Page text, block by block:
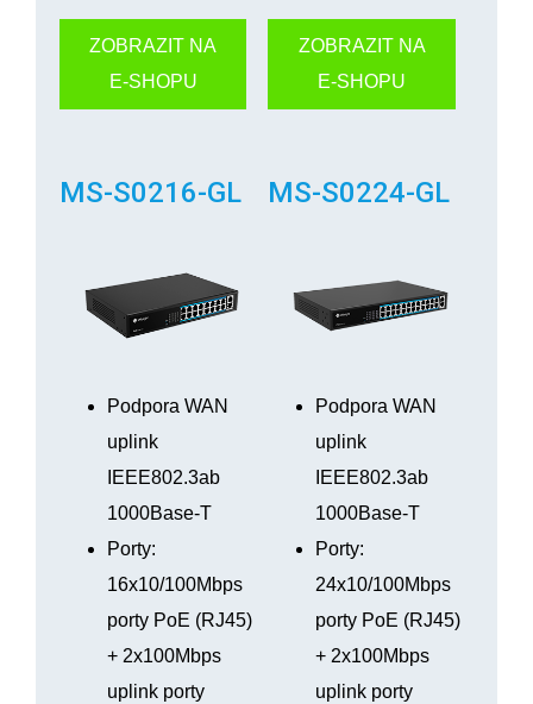
ZOBRAZIT NA
E-SHOPU
ZOBRAZIT NA
E-SHOPU
MS-S0216-GL
Podpora WAN
uplink
IEEE802.3ab
1000Base-T
Porty:
16x10/100Mbps
porty PoE (RJ45)
+ 2x100Mbps
uplink porty
MS-S0224-GL
Podpora WAN
uplink
IEEE802.3ab
1000Base-T
Porty:
24x10/100Mbps
porty PoE (RJ45)
+ 2x100Mbps
uplink porty